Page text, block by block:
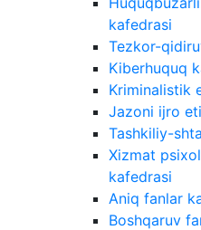
kafedrasi
Tezkor-
Kiberhuquq
Kriminalistik
Jazoni ijro
Tashkiliy-
Xizmat
kafedrasi
Aniq fanlar
Boshqaruv